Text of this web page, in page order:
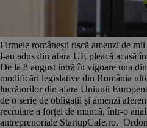
Firmele românești riscă amenzi de
l-au adus din afara UE pleacă acasă
De la 8 august intră în vigoare una
modificări legislative din România
lucrătorilor din afara Uniunii
de o serie de obligații și amenzi
recrutare a forței de muncă, într-o
antreprenoriale StartupCafe.ro.